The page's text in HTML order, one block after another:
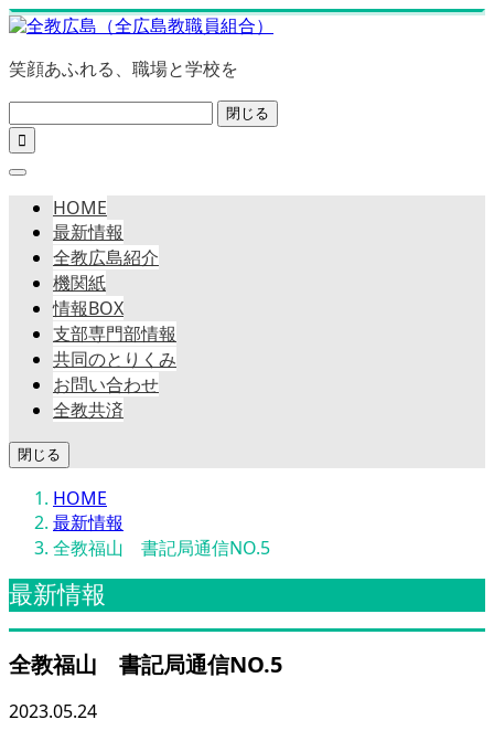
笑顔あふれる、職場と学校を
閉じる

HOME
最新情報
全教広島紹介
機関紙
情報BOX
支部専門部情報
共同のとりくみ
お問い合わせ
全教共済
閉じる
HOME
最新情報
全教福山 書記局通信NO.5
最新情報
全教福山 書記局通信NO.5
2023.05.24